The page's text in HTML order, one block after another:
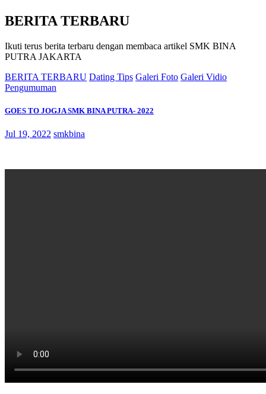
BERITA TERBARU
Ikuti terus berita terbaru dengan membaca artikel SMK BINA
PUTRA JAKARTA
BERITA TERBARU Dating Tips Galeri Foto Galeri Vidio
Pengumuman
GOES TO JOGJA SMK BINA PUTRA- 2022
Jul 19, 2022 smkbina